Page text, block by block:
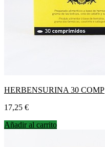
HERBENSURINA 30 COMP
Precio
17,25 €
Añadir al carrito